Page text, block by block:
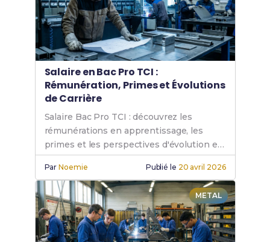
Salaire en Bac Pro TCI :
Rémunération, Primes et Évolutions
de Carrière
Salaire Bac Pro TCI : découvrez les
rémunérations en apprentissage, les
primes et les perspectives d'évolution en
chaudronnerie industrielle.
ParNoemie Publié le 20 avril 2026
METAL